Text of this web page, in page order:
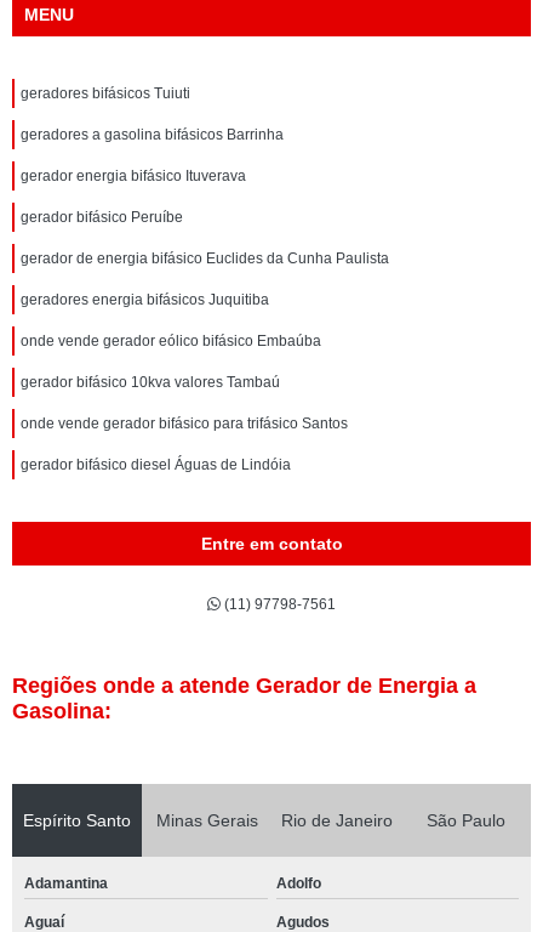
MENU
geradores bifásicos Tuiuti
geradores a gasolina bifásicos Barrinha
gerador energia bifásico Ituverava
gerador bifásico Peruíbe
gerador de energia bifásico Euclides da Cunha Paulista
geradores energia bifásicos Juquitiba
onde vende gerador eólico bifásico Embaúba
gerador bifásico 10kva valores Tambaú
onde vende gerador bifásico para trifásico Santos
gerador bifásico diesel Águas de Lindóia
Entre em contato
(11) 97798-7561
Regiões onde a atende Gerador de Energia a
Gasolina:
Espírito Santo Minas Gerais Rio de Janeiro São Paulo
Adamantina Adolfo
Aguaí Agudos